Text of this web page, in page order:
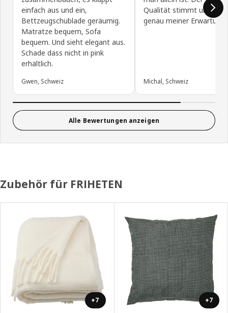
einfach aus und ein,
Bettzeugschublade geräumig.
Matratze bequem, Sofa
bequem. Und sieht elegant aus.
Schade dass nicht in pink
erhältlich.
Gwen, Schweiz
Qualität stimmt und
genau meiner Erwartung.
Michal, Schweiz
Alle Bewertungen anzeigen
Zubehör für FRIHETEN
+7 +7